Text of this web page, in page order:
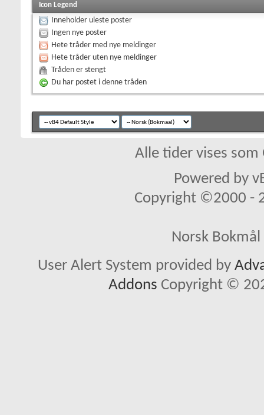
Icon Legend
Inneholder uleste poster
Ingen nye poster
Hete tråder med nye meldinger
Hete tråder uten nye meldinger
Tråden er stengt
Du har postet i denne tråden
Alle tider vises som
Powered by
Copyright ©2000 -
Norsk
User Alert System provided by
Addons Copyright ©